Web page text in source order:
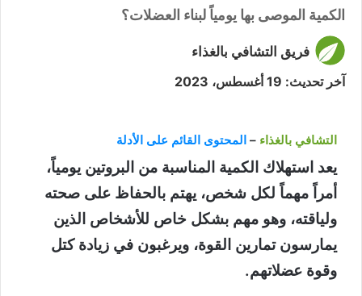
الكمية الموصى بها يومياً لبناء العضلات؟
فريق التشافي بالغذاء
آخر تحديث: 19 أغسطس، 2023
التشافي بالغذاء – المحتوى القائم على الأدلة
يعد استهلاك الكمية المناسبة من البروتين يومياً،
أمراً مهماً لكل شخص، يهتم بالحفاظ على صحته
ولياقته، وهو مهم بشكل خاص للأشخاص الذين
يمارسون تمارين القوة، ويرغبون في زيادة كتل
وقوة عضلاتهم.